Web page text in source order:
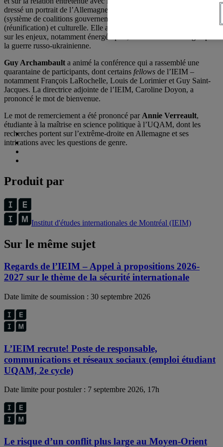
dressé un portrait de l’Allemagne dans sa dimension politique
(système de coalitions gouvernementales), socio-économique
(réunification) et culturelle. Elle a également livré ses observations
sur les enjeux, notamment énergétiques, soulevés en Allemagne par
la guerre russo-ukrainienne.
Guy Archambault a animé la conférence qui a rassemblé une
quarantaine de participants, dont certains fellows de l’IEIM –
notamment François LaRochelle, Louis de Lorimier et Guy Saint-
Jacques. La directrice adjointe de l’IEIM, Caroline Doyon, a
prononcé le mot de bienvenue.
Le mot de remerciement a été prononcé par Annie Verreault,
étudiante à la maîtrise en science politique à l’UQAM, dont les
recherches portent sur l’extrême-droite en Allemagne et ses
intrications avec les questions de genre.
Produit par
Institut d'études internationales de Montréal (IEIM)
Sur le même sujet
Regards de l’IEIM – Appel à propositions 2026-
2027 sur le thème de la sécurité internationale
Date limite de soumission : 30 septembre 2026
L’IEIM recrute! Poste de responsable,
communications et réseaux sociaux (emploi étudiant
UQAM, 2e cycle)
Date limite pour postuler : 7 septembre 2026, 17h
Le risque d’un conflit plus large au Moyen-Orient